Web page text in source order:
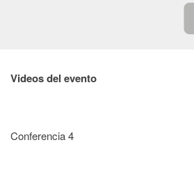
Videos del evento
Conferencia 4